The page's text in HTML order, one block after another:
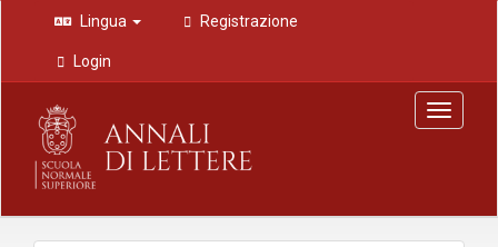
Navigazione
principale
Contenuto
principale
Barra
laterale
Lingua Registrazione
Login
Toggle